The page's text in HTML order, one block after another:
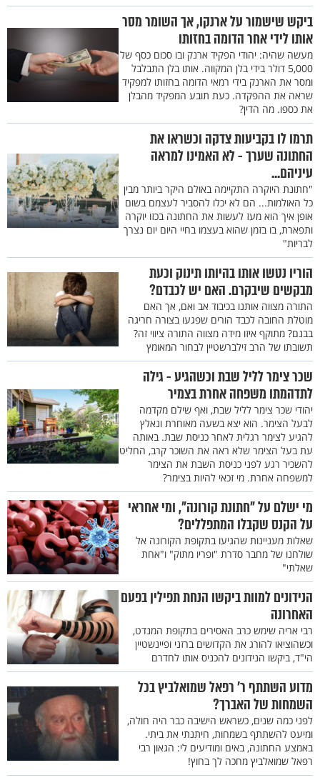
ביקש שישמור על ארנקו, אך השומר מסר
אותו לידי אחר הדומה בחזותו
מעשה שהיה: יהודי הפקיד ארנק ובו סכום כסף של
5,000 דולר בידי בלן המקווה. אותו בלן התבלבל
ומסר את הארנק בידי רמאי הדומה בחזותו למפקיד
שראה את ההפקדה. כעת תובע המפקיד מהבלן
את כספו. מה הדין?
תרמו לו בקביעות צדקה וכשראו את
החתונה שערך - לא האמינו למראה
עיניהם...
"חתונת היוקרה התקיימה באולם היקר ביותר מבין
כל האולמות... הם לא יכלו להסביר לעצמם בשום
אופן איך הוא מעז לעשות את החתונה בכזו יוקרה
ותפארת, בו בזמן שהוא בעצמו בחיי היום יום נצרך
לבריות"
הוריו נטשו אותו בהיותו תינוק וכעת
מבקשים שיבקרם. האם יש לכבדם?
התורה מצווה אותנו בכיבוד אב ואם, אך האם
מוטלת החובה לכבד הורים שפגעו בצורה חריגה
בבנם? מתוקף איזו מידה מצווה התורה ציווי זה?
תשובתו של הרב זילברשטיין לבחור המאומץ
שכר צימר לליל שבת וכשהגיע - גילה
לתדהמתו משפחה אחרת בצמיר
יהודי שכר צימר לליל שבת, ואף שילם מקדמה
לבעל הצימר. הוא יצא בשעה מאוחרת ונאלץ
להגיע לצימר רגלית לאחר כניסת שבת. באותה
עת בעל הצימר שלא ראה את השוכר קרב, החליט
להשכיר רגע לפני כניסת השבת את הצימר
למשפחה אחרת. מי זכאי להיות בצימר?
מי ישלם על "חתונת קורונה", ומי אחראי
על הקנס שקבלו המתפללים?
שאלות מעניינות שהגיעו בתקופת הקורונה אל
שולחנו של מחבר סדרת "ופריו מתוק" ו"אחת
שאלתי"
הנידונים למוות ביקשו הנחת תפילין בפעם
האחרונה
רבי אריה שימש כרב האסירים בתקופת המנדט,
וכשהוציאו להורג את הקדושים ברזני ופיינשטיין
הי"ד, ביקשו הנידונים להכניס אותו לחדרם
מדוע השתתף ר’ רפאל שמואלביץ בכל
השמחות של האברך?
לפני כמה שנים, כשראש הישיבה כבר היה חולה,
ומיעט להשתתף בשמחות, חיתנתי את ביתי.
באמצע החתונה, באים ומודיעים לי: הגאון רבי
רפאל שמואלביץ מחכה לך בחוץ!